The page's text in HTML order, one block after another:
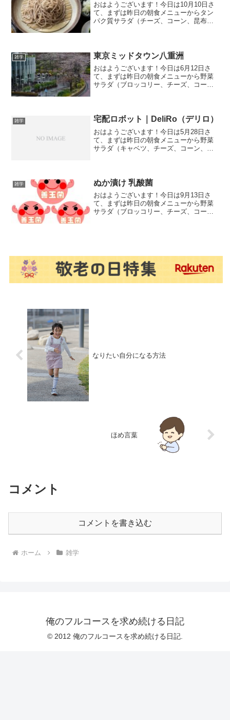
おはようございます！今日は10月10日さ
て、まずは昨日の朝食メニューからタン
パク質サラダ（チーズ、コーン、昆布の
布、えのき）湯豆腐のタ...
雑学 東京ミッドタウン八重洲
おはようございます！今日は6月12日さ
て、まずは昨日の朝食メニューから野菜
サラダ（ブロッコリー、チーズ、コー
ストラバージンオリーブオイ...
雑学 宅配ロボット｜DeliRo（デリロ）
おはようございます！今日は5月28日さ
て、まずは昨日の朝食メニューから野菜
サラダ（キャベツ、チーズ、コーン、高
噌汁（もやし、大根、ワ...
雑学 ぬか漬け 乳酸菌
おはようございます！今日は9月13日さ
て、まずは昨日の朝食メニューから野菜
サラダ（ブロッコリー、チーズ、コー
なりたい自分になる方法
ほめ言葉
コメント
コメントを書き込む
ホーム 雑学
俺のフルコースを求め続ける日記
© 2012 俺のフルコースを求め続ける日記.